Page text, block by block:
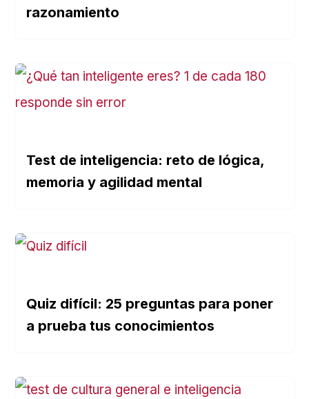
razonamiento
Test de inteligencia: reto de lógica,
memoria y agilidad mental
Quiz difícil: 25 preguntas para poner
a prueba tus conocimientos